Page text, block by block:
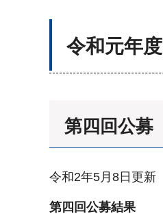
令和元年度
第四回公募
令和2年5月8日更新
第四回公募結果